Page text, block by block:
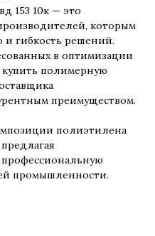
153 10к — это
которым
и гибкость решений.
в оптимизации
купить полимерную
преимуществом.
полиэтилена
промышленности.